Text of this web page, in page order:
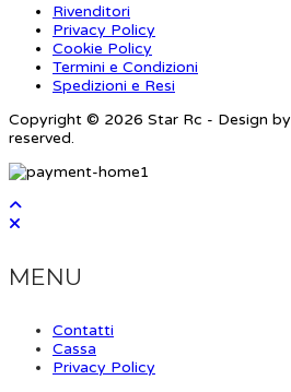
Rivenditori
Privacy Policy
Cookie Policy
Termini e Condizioni
Spedizioni e Resi
Copyright © 2026 Star Rc - Design by
reserved.
MENU
Contatti
Cassa
Privacy Policy